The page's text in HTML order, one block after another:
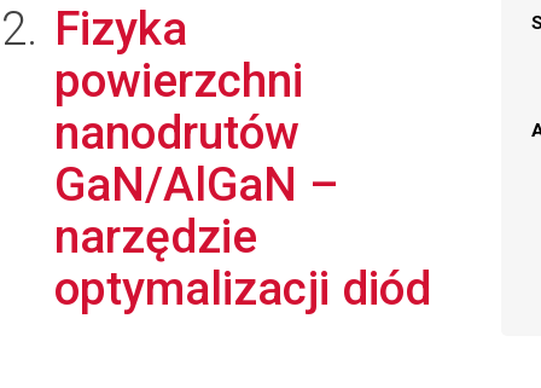
Fizyka
powierzchni
nanodrutów
GaN/AlGaN –
narzędzie
optymalizacji diód